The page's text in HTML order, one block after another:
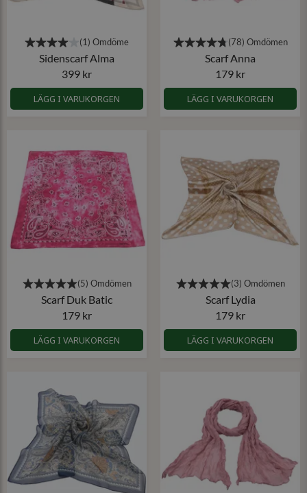
Sidenscarf Alma
399 kr
LÄGG I VARUKORGEN
Scarf Anna
179 kr
LÄGG I VARUKORGEN
Scarf Duk Batic
179 kr
LÄGG I VARUKORGEN
Scarf Lydia
179 kr
LÄGG I VARUKORGEN